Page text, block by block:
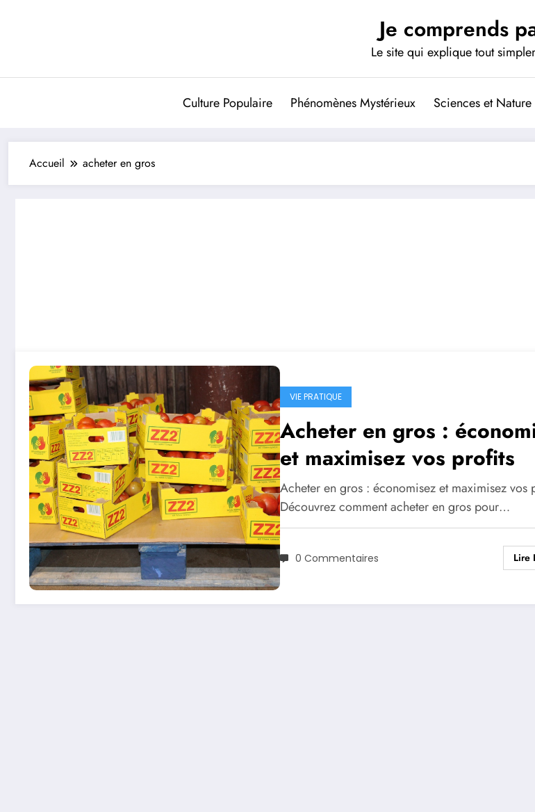
Je comprends
Le site qui explique tout
Culture Populaire Phénomènes Mystérieux Sciences et Nature
Accueil acheter en gros
VIE PRATIQUE
Acheter en gros :
et maximisez vos profits
Acheter en gros : économisez et maximisez vos
Découvrez comment acheter en gros pour…
0 Commentaires Lire